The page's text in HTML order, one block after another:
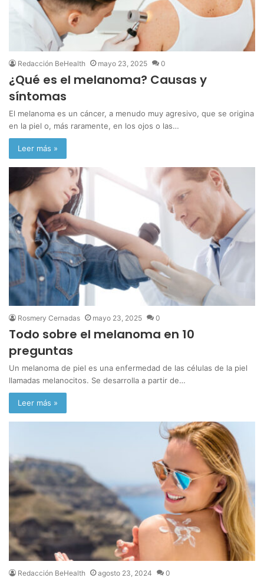
Redacción BeHealth mayo 23, 2025 0
¿Qué es el melanoma? Causas y
síntomas
El melanoma es un cáncer, a menudo muy agresivo, que se origina
en la piel o, más raramente, en los ojos o las…
Leer más »
Rosmery Cernadas mayo 23, 2025 0
Todo sobre el melanoma en 10
preguntas
Un melanoma de piel es una enfermedad de las células de la piel
llamadas melanocitos. Se desarrolla a partir de…
Leer más »
Redacción BeHealth agosto 23, 2024 0